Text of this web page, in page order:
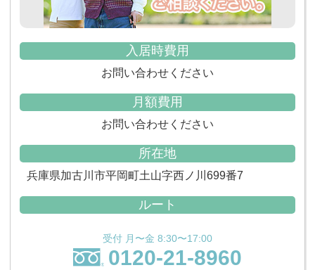
入居時費用
お問い合わせください
月額費用
お問い合わせください
所在地
兵庫県加古川市平岡町土山字西ノ川699番7
ルート
受付 月〜金 8:30〜17:00
0120-21-8960